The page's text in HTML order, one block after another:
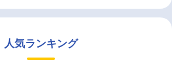
人気ランキング